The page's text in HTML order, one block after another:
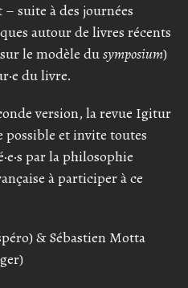
suite à des journées
autour de livres récents
le modèle dusymposium)
du livre.
version, la revue Igitur
possible et invite toutes
par la philosophie
à participer à ce
& Sébastien Motta